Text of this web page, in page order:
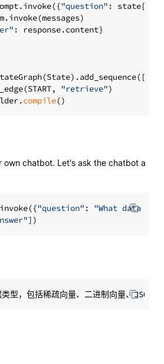
"question" : state[
: response.content}
"retrieve")
compile
own chatbot. Let's ask the chatbot a
"question" : "What data